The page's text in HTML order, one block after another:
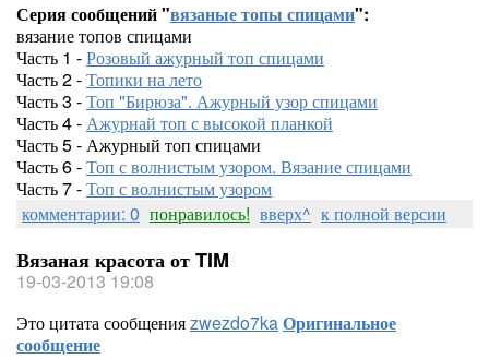
Серия сообщений "вязаные топы спицами":
вязание топов спицами
Часть 1 -Розовый ажурный топ спицами
Часть 2 -Топики на лето
Часть 3 -Топ "Бирюза". Ажурный узор спицами
Часть 4 -Ажурнай топ с высокой планкой
Часть 5 - Ажурный топ спицами
Часть 6 -Топ с волнистым узором. Вязание спицами
Часть 7 -Топ с волнистым узором
комментарии: 0 понравилось! вверх^ к полной версии
Вязаная красота от TIM
19-03-2013 19:08
Это цитата сообщенияzwezdo7kaОригинальное
сообщение